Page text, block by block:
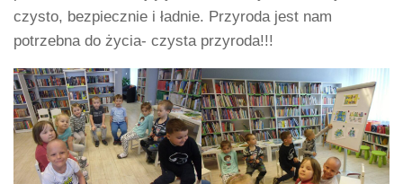
czysto, bezpiecznie i ładnie. Przyroda jest nam
potrzebna do życia- czysta przyroda!!!